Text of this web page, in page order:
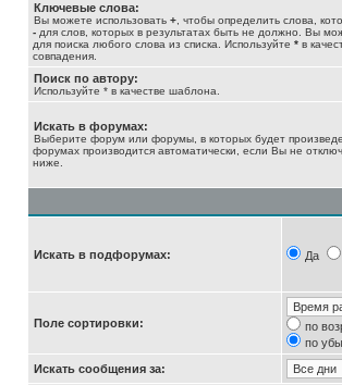
Ключевые слова:
Вы можете использовать + , чтобы определить слова,
- для слов, которых в результатах быть не должно. Вы
для поиска любого слова из списка. Используйте * в
совпадения.
Поиск по автору:
Используйте * в качестве шаблона.
Искать в форумах:
Выберите форум или форумы, в которых будет
форумах производится автоматически, если Вы не
ниже.
Искать в подфорумах: Да
Поле сортировки:
по
по
Искать сообщения за: